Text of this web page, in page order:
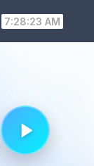
7:28:24 AM